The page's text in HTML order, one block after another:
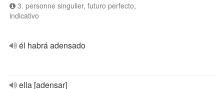
3. personne singulier, futuro perfecto,
indicativo
él habrá adensado
ella [adensar]